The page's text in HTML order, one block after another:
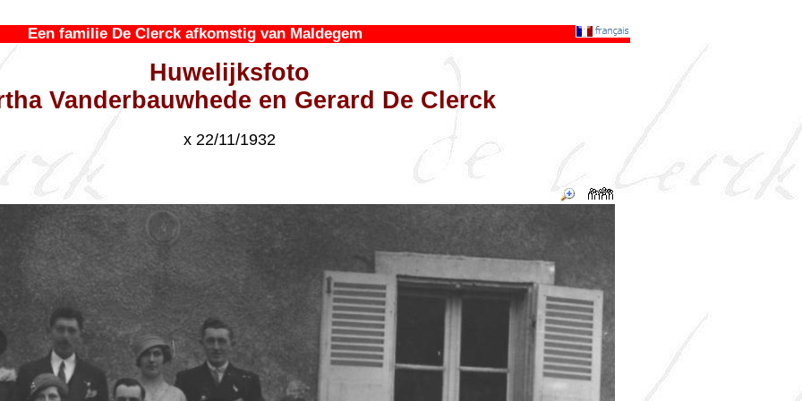
Een familie De Clerck afkomstig van Maldegem
Huwelijksfoto
Vanderbauwhede en Gerard De Clerck
x 22/11/1932